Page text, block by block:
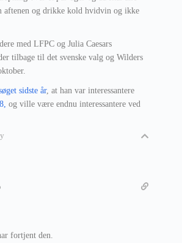
aftenen og drikke kold hvidvin og ikke
med LFPC og Julia Caesars
tilbage til det svenske valg og Wilders
sidste år, at han var interessantere
og ville være endnu interessantere ved
fortjent den.